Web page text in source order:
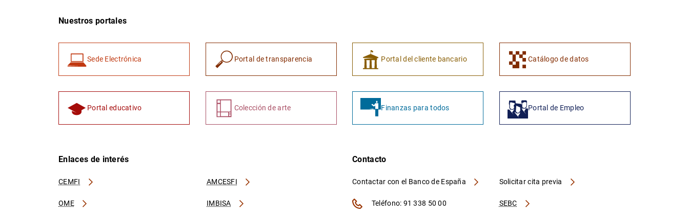
Nuestros portales
Sede Electrónica Portal de transparencia Portal del cliente bancario Catálogo de datos
Portal educativo Colección de arte Finanzas para todos Portal de Empleo
Enlaces de interés
CEMFI AMCESFI
OME IMBISA
Contacto
Contactar con el Banco de España
SEBC
Solicitar cita previa
Teléfono: 91 338 50 00